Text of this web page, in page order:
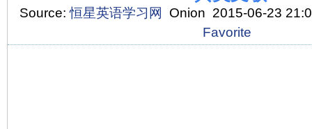
Source:恒星英语学习网
Onion 2015-06-23
Favorite